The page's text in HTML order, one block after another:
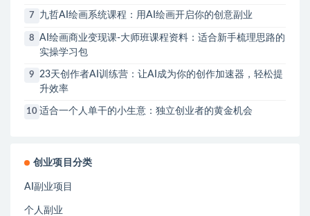
7 九哲AI绘画系统课程：用AI绘画开启你的创意副业
8
AI绘画商业变现课-大师班课程资料：适合新手梳理思路的
实操学习包
9
23天创作者AI训练营：让AI成为你的创作加速器，轻松提
升效率
10 适合一个人单干的小生意：独立创业者的黄金机会
创业项目分类
AI副业项目
个人副业